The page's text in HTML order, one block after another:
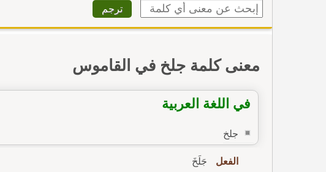
معنى كلمة جلخ في القاموس
في اللغة العربية
جلخ
الفعل جَلَخَ